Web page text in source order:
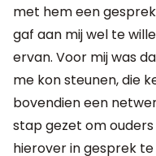
met hem een
gaf aan mij wel te
ervan. Voor mij was
me kon steunen, die
bovendien een
stap gezet om
hierover in gesprek te